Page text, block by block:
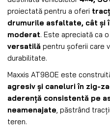
proiectată pentru a oferi
drumurile asfaltate, cât și
moderat. Este apreciată ca
versatilă pentru șoferii care
durabilitate.
Maxxis AT980E este
agresiv și caneluri în zig-
aderență consistentă pe
neamenajate , păstrând
teren.